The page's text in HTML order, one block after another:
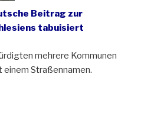
Beitrag zur
tabuisiert
mehrere Kommunen
Straßennamen.